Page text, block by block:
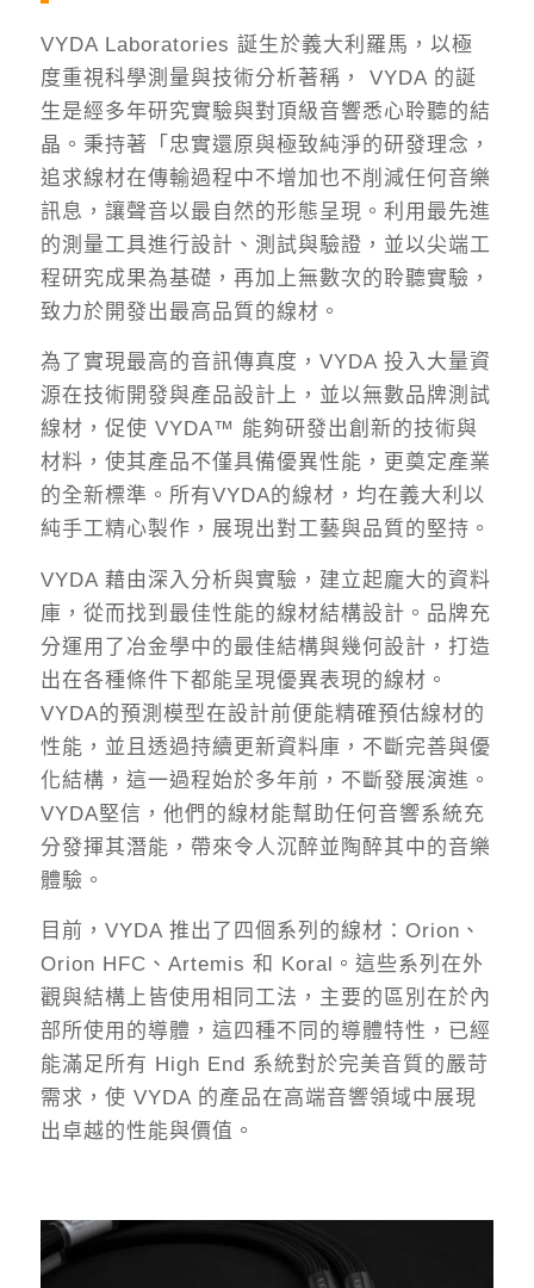
VYDA Laboratories 誕生於義大利羅馬，以極
度重視科學測量與技術分析著稱， VYDA 的誕
生是經多年研究實驗與對頂級音響悉心聆聽的結
晶。秉持著「忠實還原與極致純淨的研發理念，
追求線材在傳輸過程中不增加也不削減任何音樂
訊息，讓聲音以最自然的形態呈現。利用最先進
的測量工具進行設計、測試與驗證，並以尖端工
程研究成果為基礎，再加上無數次的聆聽實驗，
致力於開發出最高品質的線材。
為了實現最高的音訊傳真度，VYDA 投入大量資
源在技術開發與產品設計上，並以無數品牌測試
線材， 促使 VYDA™ 能夠研發出創新的技術與
材料，使其產品不僅具備優異性能，更奠定產業
的全新標準。所有VYDA的線材，均在義大利以
純手工精心製作，展現出對工藝與品質的堅持。
VYDA 藉由深入分析與實驗，建立起龐大的資料
庫，從而找到最佳性能的線材結構設計。品牌充
分運用了冶金學中的最佳結構與幾何設計，打造
出在各種條件下都能呈現優異表現的線材。
VYDA的預測模型在設計前便能精確預估線材的
性能，並且透過持續更新資料庫，不斷完善與優
化結構，這一過程始於多年前，不斷發展演進。
VYDA堅信，他們的線材能幫助任何音響系統充
分發揮其潛能，帶來令人沉醉並陶醉其中的音樂
體驗。
目前，VYDA 推出了四個系列的線材：Orion、
Orion HFC、Artemis 和 Koral。這些系列在外
觀與結構上皆使用相同工法，主要的區別在於內
部所使用的導體，這四種不同的導體特性，已經
能滿足所有 High End 系統對於完美音質的嚴苛
需求，使 VYDA 的產品在高端音響領域中展現
出卓越的性能與價值。